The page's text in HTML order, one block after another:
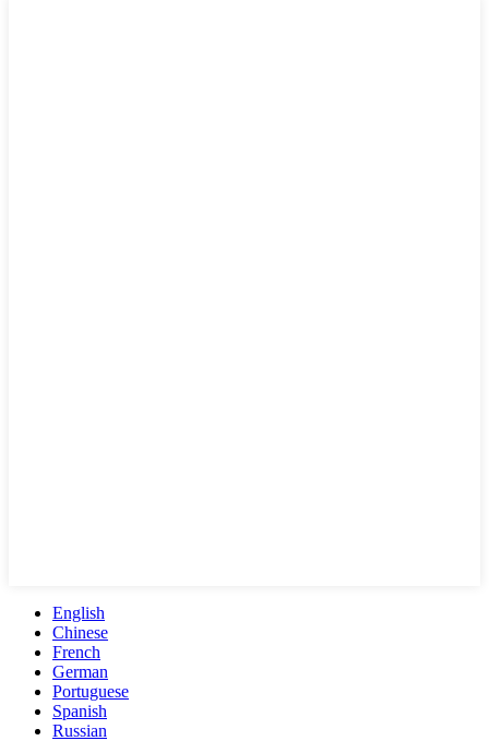
English
Chinese
French
German
Portuguese
Spanish
Russian